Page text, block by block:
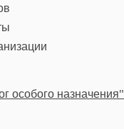
особого назначения"